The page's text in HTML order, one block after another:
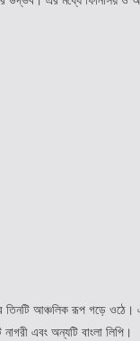
তিনটি আঞ্চলিক রূপ গড়ে
এবং অন্যটি বাংলা লিপি।